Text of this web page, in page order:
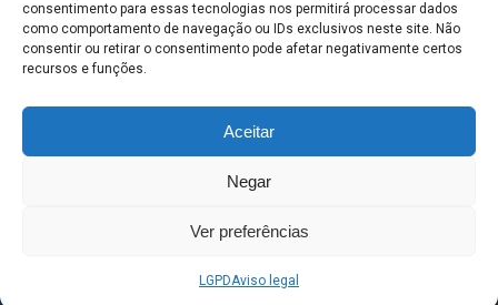
consentimento para essas tecnologias nos permitirá processar dados
como comportamento de navegação ou IDs exclusivos neste site. Não
consentir ou retirar o consentimento pode afetar negativamente certos
recursos e funções.
Aceitar
Negar
Ver preferências
LGPDAviso legal
MAPA DO SITE
SEDE DO ADMINISTRATIVO MUNICIPAL - Avenida